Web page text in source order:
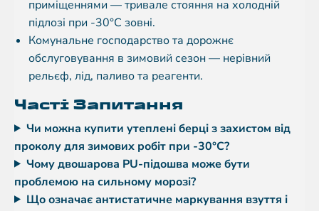
приміщеннями — тривале стояння на холодній
підлозі при -30°C зовні.
Комунальне господарство та дорожнє
обслуговування в зимовий сезон — нерівний
рельєф, лід, паливо та реагенти.
Часті Запитання
Чи можна купити утеплені берці з захистом від
проколу для зимових робіт при -30°C?
Чому двошарова PU-підошва може бути
проблемою на сильному морозі?
Що означає антистатичне маркування взуття і